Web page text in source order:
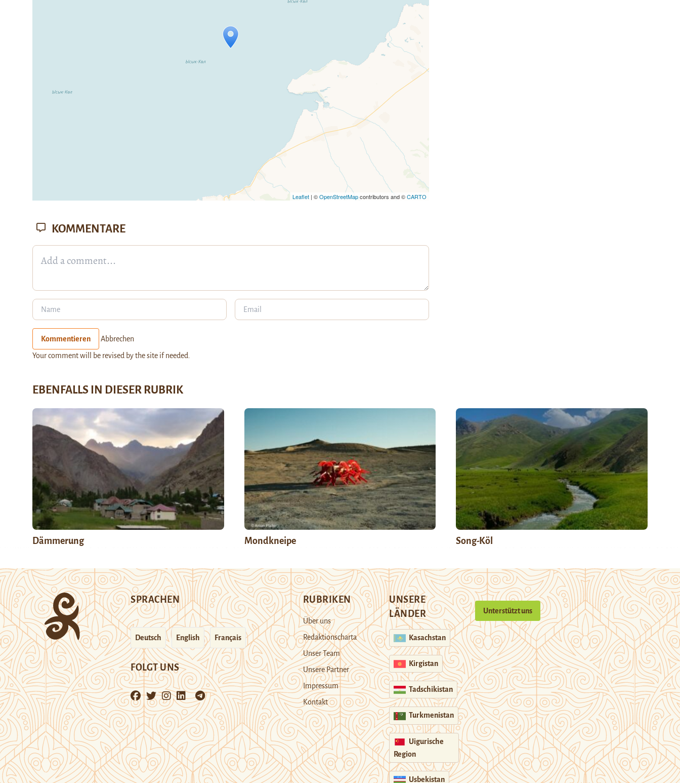
Travelers' Map wird geladen …
Wenn du dies siehst, nachdem deine Seite vollständig geladen wurde,
Leaflet | ©OpenStreetMapcontributors and ©CARTO
KOMMENTARE
Kommentieren Abbrechen
Your comment will be revised by the site if needed.
EBENFALLS IN DIESER RUBRIK
Dämmerung Mondkneipe Song-Köl
SPRACHEN
Deutsch English Français
FOLGT UNS
RUBRIKEN
Über uns
Redaktionscharta
Unser Team
Unsere Partner
Impressum
Kontakt
UNSERE
LÄNDER
Kasachstan
Kirgistan
Tadschikistan
Turkmenistan
Uigurische
Region
Usbekistan
Unterstützt uns